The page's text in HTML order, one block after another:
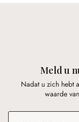
Meld u
Nadat u zich hebt
waarde
E-mailadres